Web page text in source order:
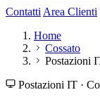
Contatti Area Clienti
Home
Cossato
Postazioni
Postazioni IT ·